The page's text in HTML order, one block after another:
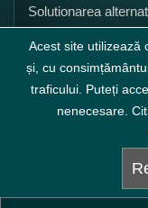
Solutionarea
litigiilor
Acest site utilizează
și, cu
traficului. Puteți
nenecesare.